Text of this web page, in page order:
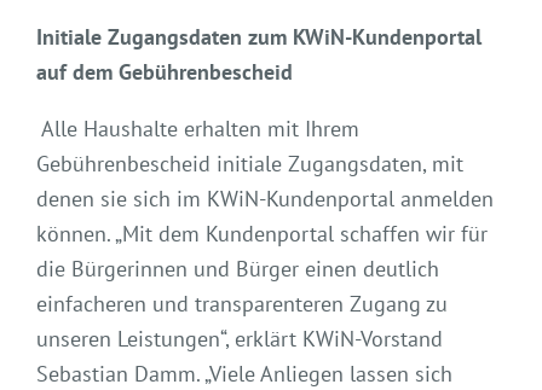
Initiale Zugangsdaten zum KWiN-Kundenportal
auf dem Gebührenbescheid
Alle Haushalte erhalten mit Ihrem
Gebührenbescheid initiale Zugangsdaten, mit
denen sie sich im KWiN-Kundenportal anmelden
können. „Mit dem Kundenportal schaffen wir für
die Bürgerinnen und Bürger einen deutlich
einfacheren und transparenteren Zugang zu
unseren Leistungen“, erklärt KWiN-Vorstand
Sebastian Damm. „Viele Anliegen lassen sich